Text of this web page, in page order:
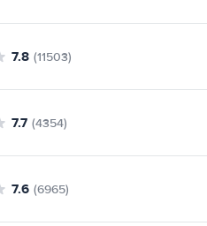
7.8 (11503)
7.7 (4354)
7.6 (6965)